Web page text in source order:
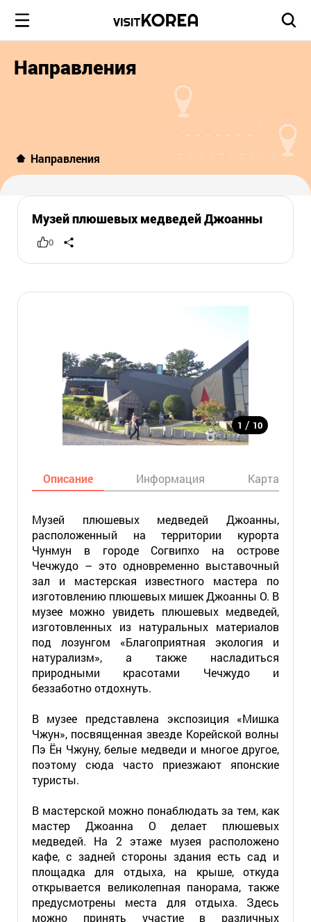
Направления
Направления
Музей плюшевых медведей Джоанны
0
1 / 10
Описание Информация Карта
Музей плюшевых медведей Джоанны,
расположенный на территории курорта
Чунмун в городе Согвипхо на острове
Чечжудо – это одновременно выставочный
зал и мастерская известного мастера по
изготовлению плюшевых мишек Джоанны О. В
музее можно увидеть плюшевых медведей,
изготовленных из натуральных материалов
под лозунгом «Благоприятная экология и
натурализм», а также насладиться
природными красотами Чечжудо и
беззаботно отдохнуть.
В музее представлена экспозиция «Мишка
Чжун», посвященная звезде Корейской волны
Пэ Ён Чжуну, белые медведи и многое другое,
поэтому сюда часто приезжают японские
туристы.
В мастерской можно понаблюдать за тем, как
мастер Джоанна О делает плюшевых
медведей. На 2 этаже музея расположено
кафе, с задней стороны здания есть сад и
площадка для отдыха, на крыше, откуда
открывается великолепная панорама, также
предусмотрены места для отдыха. Здесь
можно принять участие в различных